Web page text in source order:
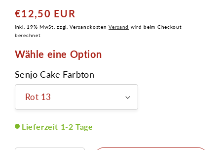
Normaler
Preis
€12,50 EUR
inkl. 19% MwSt. zzgl. VersandkostenVersand wird beim Checkout
berechnet
Wähle eine Option
Senjo Cake Farbton
Lieferzeit 1-2 Tage